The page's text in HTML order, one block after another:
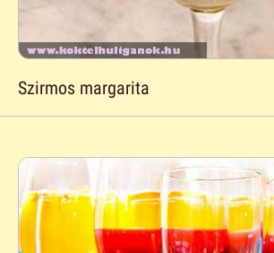
Szirmos margarita